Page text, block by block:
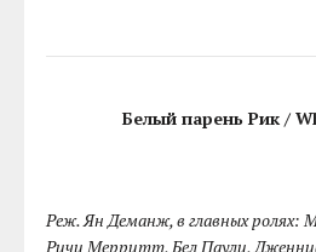
Белый парень Рик /
Реж. Ян Деманж, в главных
Ричи Мерритт, Бел Паули,